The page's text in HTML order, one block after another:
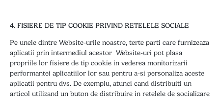
4. FISIERE DE TIP COOKIE PRIVIND RETELELE SOCIALE
Pe unele dintre Website-urile noastre, terte parti care furnizeaza
aplicatii prin intermediul acestor Website-uri pot plasa
propriile lor fisiere de tip cookie in vederea monitorizarii
performantei aplicatiilor lor sau pentru a-si personaliza aceste
aplicatii pentru dvs. De exemplu, atunci cand distribuiti un
articol utilizand un buton de distribuire in retelele de socializare